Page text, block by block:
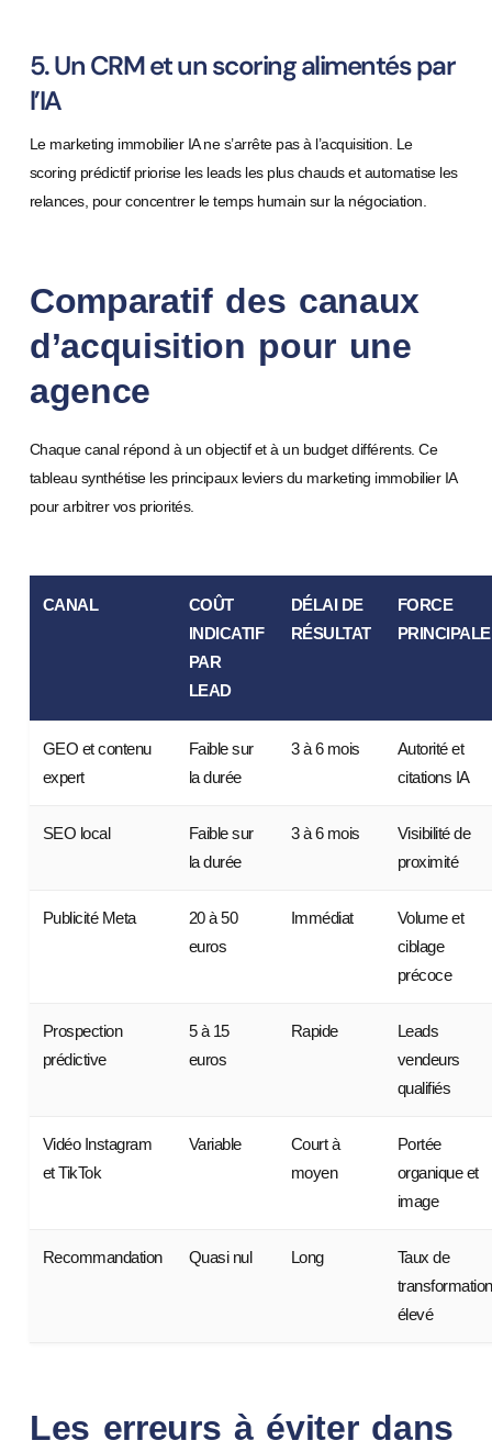
5. Un CRM et un scoring alimentés par
l’IA
Le marketing immobilier IA ne s’arrête pas à l’acquisition. Le
scoring prédictif priorise les leads les plus chauds et automatise les
relances, pour concentrer le temps humain sur la négociation.
Comparatif des canaux
d’acquisition pour une
agence
Chaque canal répond à un objectif et à un budget différents. Ce
tableau synthétise les principaux leviers du marketing immobilier IA
pour arbitrer vos priorités.
CANAL
COÛT
INDICATIF
PAR
LEAD
DÉLAI DE
RÉSULTAT
FORCE
PRINCIPALE
GEO et contenu
expert
Faible sur
la durée
3 à 6 mois
Autorité et
citations IA
SEO local
Faible sur
la durée
3 à 6 mois
Visibilité de
proximité
Publicité Meta
20 à 50
euros
Immédiat
Volume et
ciblage
précoce
Prospection
prédictive
5 à 15
euros
Rapide
Leads
vendeurs
qualifiés
Vidéo Instagram
et TikTok
Variable
Court à
moyen
Portée
organique et
image
Recommandation Quasi nul Long
Taux de
transformation
élevé
Les erreurs à éviter dans